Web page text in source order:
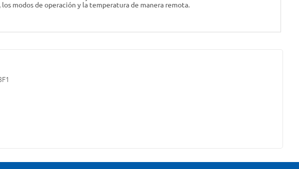
modos de operación y la temperatura de manera remota.